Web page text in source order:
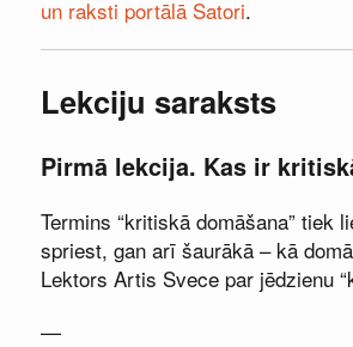
un raksti portālā Satori.
Lekciju saraksts
Pirmā lekcija. Kas ir
Termins “kritiskā domāšana” tiek
spriest, gan arī šaurākā – kā
Lektors Artis Svece par jēdzienu
—